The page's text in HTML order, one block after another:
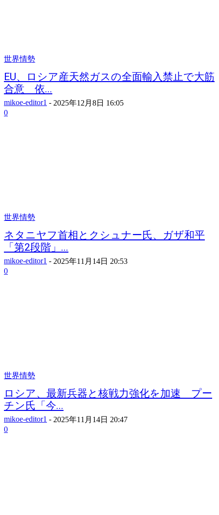
世界情勢
EU、ロシア産天然ガスの全面輸入禁止で大筋
合意 依...
mikoe-editor1 - 2025年12月8日 16:05
0
世界情勢
ネタニヤフ首相とクシュナー氏、ガザ和平
「第2段階」...
mikoe-editor1 - 2025年11月14日 20:53
0
世界情勢
ロシア、最新兵器と核戦力強化を加速 プー
チン氏「今...
mikoe-editor1 - 2025年11月14日 20:47
0